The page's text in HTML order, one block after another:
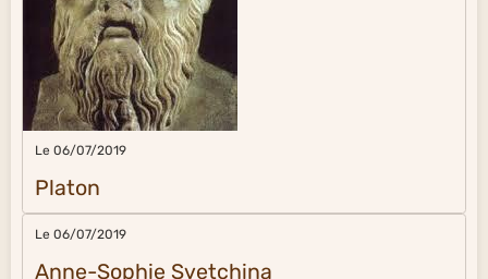
Le 06/07/2019
Platon
Le 06/07/2019
Anne-Sophie Svetchina